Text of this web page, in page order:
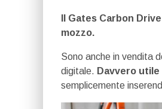
Il Gates Carbon
mozzo.
Sono anche in vendita
digitale. Davvero utile
semplicemente